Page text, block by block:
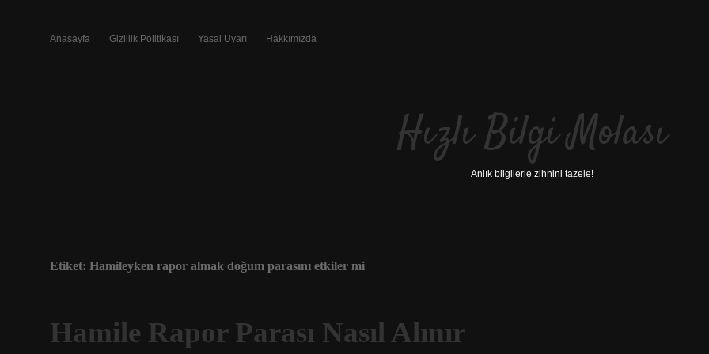
Anasayfa Gizlilik Politikası Yasal Uyarı Hakkımızda
Hızlı Bilgi Molası
Anlık bilgilerle zihnini tazele!
Etiket: Hamileyken rapor almak doğum parasını etkiler mi
Hamile Rapor Parası Nasıl Alınır